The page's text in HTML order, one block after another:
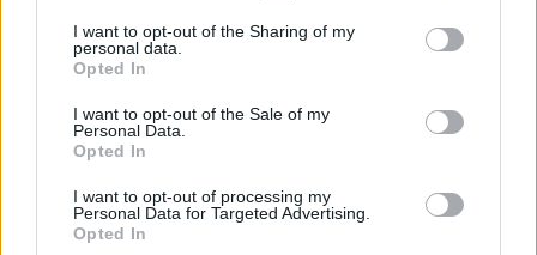
I want to opt-out of the Sharing of my
personal data.
Opted In
I want to opt-out of the Sale of my
Personal Data.
Opted In
I want to opt-out of processing my
Personal Data for Targeted Advertising.
Opted In
Robyn AI: Εφαρμογή τεχνητής
Επενδυτής ο Λαρς Ράσμουσεν
MEDIA